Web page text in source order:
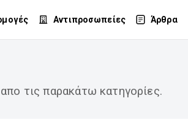
Αντιπροσωπείες Άρθρα
τις παρακάτω κατηγορίες.